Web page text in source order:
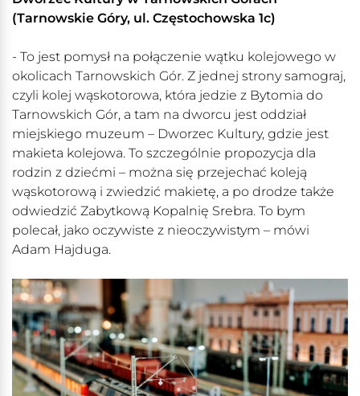
(Tarnowskie Góry, ul. Częstochowska 1c)
- To jest pomysł na połączenie wątku kolejowego w
okolicach Tarnowskich Gór. Z jednej strony samograj,
czyli kolej wąskotorowa, która jedzie z Bytomia do
Tarnowskich Gór, a tam na dworcu jest oddział
miejskiego muzeum – Dworzec Kultury, gdzie jest
makieta kolejowa. To szczególnie propozycja dla
rodzin z dziećmi – można się przejechać koleją
wąskotorową i zwiedzić makietę, a po drodze także
odwiedzić Zabytkową Kopalnię Srebra. To bym
polecał, jako oczywiste z nieoczywistym – mówi
Adam Hajduga.